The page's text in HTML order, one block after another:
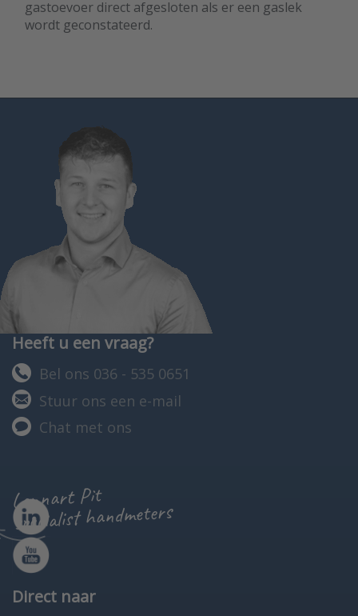
gastoevoer direct afgesloten als er een gaslek
wordt geconstateerd.
Heeft u een vraag?
Bel ons 036 - 535 0651
Stuur ons een e-mail
Chat met ons
Lennart Pit
specialist handmeters
Direct naar